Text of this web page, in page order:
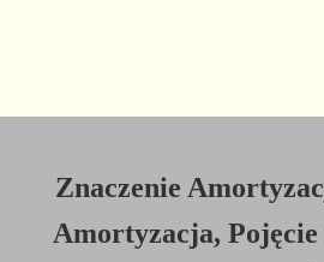
Znaczenie
Amortyzacja,